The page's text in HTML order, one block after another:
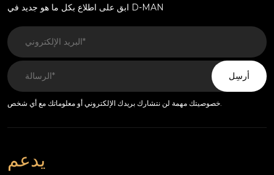
ابق على اطلاع بكل ما هو جديد في D-MAN
أرسِل
خصوصيتك مهمة لن نتشارك بريدك الإلكتروني أو معلوماتك مع أي شخص.
يدعم